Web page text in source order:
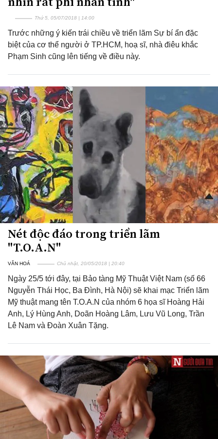
Thứ 5, 05/07/2018 | 14:00
Trước những ý kiến trái chiều về triển lãm Sự bí ẩn đặc
biệt của cơ thể người ở TP.HCM, hoạ sĩ, nhà điêu khắc
Phạm Sinh cũng lên tiếng về điều này.
Nét độc đáo trong triển lãm
"T.O.A.N"
VĂN HOÁ Chủ nhật, 20/05/2018 | 20:40
Ngày 25/5 tới đây, tại Bảo tàng Mỹ Thuật Việt Nam (số 66
Nguyễn Thái Học, Ba Đình, Hà Nội) sẽ khai mạc Triển lãm
Mỹ thuật mang tên T.O.A.N của nhóm 6 họa sĩ Hoàng Hải
Anh, Lý Hùng Anh, Doãn Hoàng Lâm, Lưu Vũ Long, Trần
Lê Nam và Đoàn Xuân Tặng.